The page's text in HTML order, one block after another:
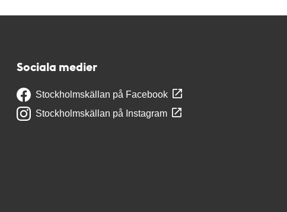
Sociala medier
Stockholmskällan på Facebook
Stockholmskällan på Instagram